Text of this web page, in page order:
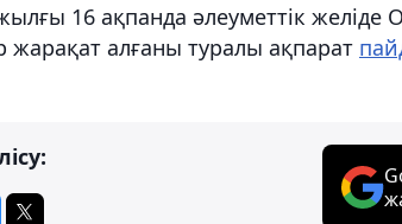
16 ақпанда әлеуметтік желіде
жарақат алғаны туралы ақпарат